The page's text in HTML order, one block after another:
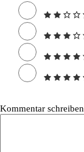
Kommentar schreiben